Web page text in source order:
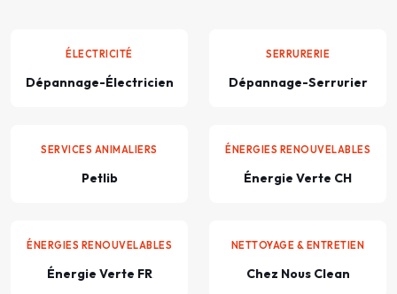
ÉLECTRICITÉ
Dépannage-Électricien
SERRURERIE
Dépannage-Serrurier
SERVICES ANIMALIERS
Petlib
ÉNERGIES RENOUVELABLES
Énergie Verte CH
ÉNERGIES RENOUVELABLES
Énergie Verte FR
NETTOYAGE & ENTRETIEN
Chez Nous Clean